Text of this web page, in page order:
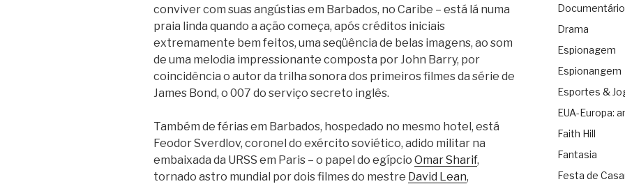
conviver com suas angústias em Barbados, no Caribe – está lá numa
praia linda quando a ação começa, após créditos iniciais
extremamente bem feitos, uma seqüência de belas imagens, ao som
de uma melodia impressionante composta por John Barry, por
coincidência o autor da trilha sonora dos primeiros filmes da série de
James Bond, o 007 do serviço secreto inglês.
Também de férias em Barbados, hospedado no mesmo hotel, está
Feodor Sverdlov, coronel do exército soviético, adido militar na
embaixada da URSS em Paris – o papel do egípcio Omar Sharif,
tornado astro mundial por dois filmes do mestre David Lean,
Documentário
Drama
Espionagem
Espionangem
Esportes &
EUA-Europa:
Faith Hill
Fantasia
Festa de